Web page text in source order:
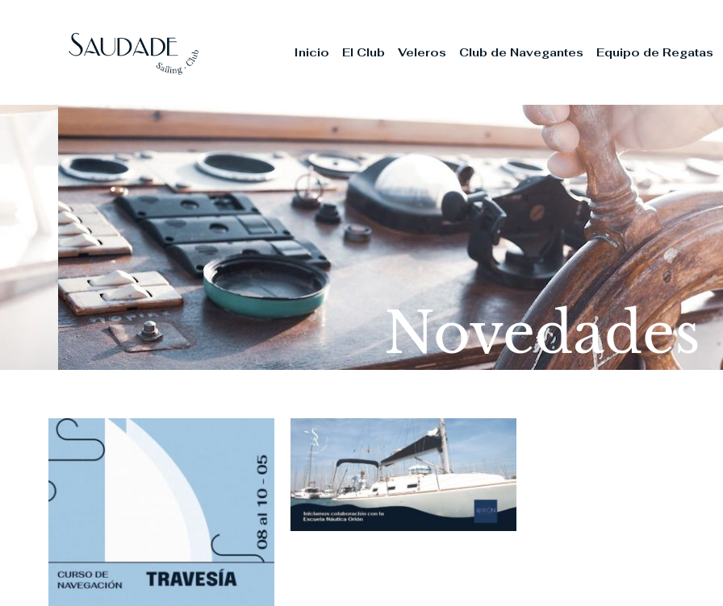
Inicio El Club Veleros Club de Navegantes Equipo de Regatas
Novedades